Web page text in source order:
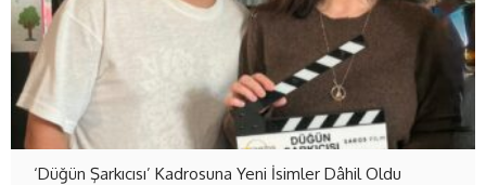
‘Düğün Şarkıcısı’ Kadrosuna Yeni İsimler Dâhil Oldu